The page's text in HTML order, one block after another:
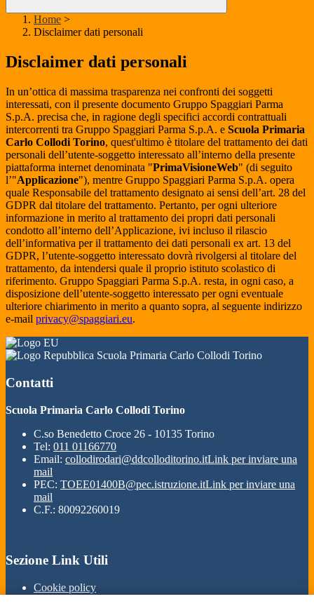
Home >
Disclaimer dati personali
Disclaimer dati personali
In un’ottica di massima trasparenza nei confronti dei soggetti
interessati, con il presente documento Gruppo Spaggiari Parma
S.p.A. precisa che, in ragione degli specifici accordi contrattuali
intercorrenti tra Gruppo Spaggiari Parma S.p.A. e Scuola Primaria
Carlo Collodi Torino, quest'ultimo è titolare del trattamento dei dati
personali dell’utente-soggetto interessato all’interno della presente
piattaforma internet denominata "PrimaVisioneWeb" (di seguito
l’"Applicazione"), mentre Gruppo Spaggiari Parma S.p.A. opera
quale Responsabile del trattamento designato ai sensi dell’art. 28 del
GDPR dal titolare del trattamento. Pertanto, per ogni ulteriore
informazione in merito al trattamento dei propri dati personali
condotto all’interno dell’Applicazione, ivi incluso il rilascio
dell’informativa per il trattamento dei dati personali ex art. 13 del
GDPR, l’utente-soggetto interessato dovrà rivolgersi al titolare del
trattamento, da intendersi quale il proprio istituto scolastico di
riferimento. Gruppo Spaggiari Parma S.p.A. resta, in ogni caso, a
disposizione dell’utente-soggetto interessato per ogni eventuale
ulteriore chiarimento in merito a quanto sopra, al seguente indirizzo
e-mail privacy@spaggiari.eu.
Scuola Primaria Carlo Collodi Torino
Contatti
Scuola Primaria Carlo Collodi Torino
C.so Benedetto Croce 26 - 10135 Torino
Tel: 011 01166770
Email: collodirodari@ddcolloditorino.itLink per inviare una
mail
PEC: TOEE01400B@pec.istruzione.itLink per inviare una
mail
C.F.: 80092260019
Sezione Link Utili
Cookie policy